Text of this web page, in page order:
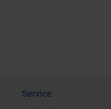
Service